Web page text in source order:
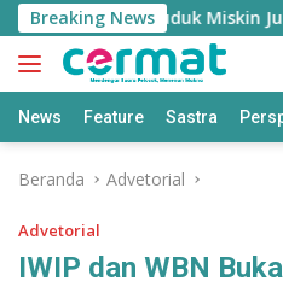
Langsung
ke
konten
Breaking News
Penduduk Miskin Justru
News Feature Sastra
Beranda Advetorial
Advetorial
IWIP dan WBN